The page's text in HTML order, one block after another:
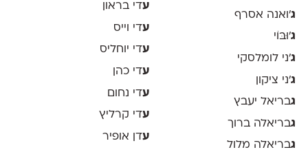
ג'ואנה אסרף
ג'וּבּוֹי
ג׳ני לומלסקי
ג׳ני ציקון
גבריאל יעבץ
גבריאלה ברוך
גבריאלה מלול
עדי בראון
עדי וייס
עדי יוחליס
עדי כהן
עדי נחום
עדי קרליץ
עדן אופיר